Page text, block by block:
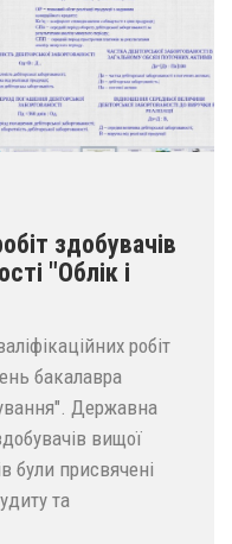
здобувачів
"Облік і
робіт
бакалавра
Державна
вищої
були присвячені
та